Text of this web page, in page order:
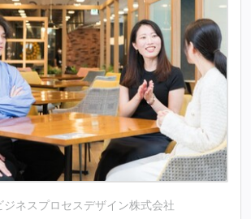
ジネスプロセスデザイン株式会社